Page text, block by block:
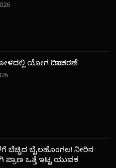
ಯೋಗ ದಿನಾಚರಣೆ
ಬೆಚ್ಚಿದ ಬೈಲಹೊಂಗಲ! ನೀರಿನ
ಒತ್ತೆ ಇಟ್ಟ ಯುವಕ